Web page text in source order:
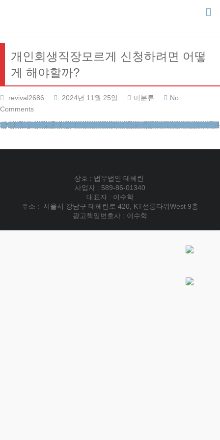
개인회생직장모르게 신청하려면 어떻
게 해야할까?
revival2686 2024년 11월 25일 미분류
No
Comments
안녕하세요. 법무법인 테헤란의 변호사입니다. 최근 들어 경제적 어려움을 겪으시는 분들이 늘어나면서 법률 상담이 급증하고 있습니다. 개인회생직장모르게신청 특히 직장생활을 하시는 분들 중에서는 비밀리에 채무 문제를 해결하고 싶어 하시는 경우가 많습니다. 회사에 상황이 알려질까 걱정되어 혼자 고민하시는 분들을 자주 만나게 됩니다.
오늘은 개인회생직장모르게 진행하는 방법에 대해 제가 경험한 실제 사례들을 바탕으로 상세히 설명해드리겠습니다. 법적 절차를 통해 채무 조정을 받으면서도 직장에서는 아무도 모르게 진행할 수 있는 방법들이 있습니다. 이런 비공개 절차를 통해 많은 분들이 성공적으로 새출발하셨습니다.
비공개로 진행하는 개인회생 절차의 이해개인회생직장모르게 진행하는 것은 생각보다 어렵지 않습니다. 모든 법원 절차는 서류를 통해 진행되며, 문서 수발신 주소지를 법무법인으로 지정하면 외부 노출 없이 절차를 밟을 수 있습니다. 개인회생직장모르게신청 법원에서 발송하는 모든 통지서와 안내문을 법인에서 대신 수령하고 관리해드립니다. 또한 제도 이용 후에는 관련 기록도 삭제가 가능하여 사생활 보호가 확실히 보장됩니다.
실제로 많은 의뢰인분들이 이런 방식으로 성공적인 회생절차를 마무리하셨습니다. 법무법인에서는 비공개 상담실을 별도로 운영하고 있어 상담 과정에서도 철저한 비밀보장이 이루어집니다. 퇴근 후나 주말에도 상담이 가능하도록 운영시간을 탄력적으로 조정하고 있으니 걱정하지 않으셔도 됩니다.
신청 시기의 중요성과 전략적 접근개인회생직장모르게 추진하실 때 가장 중요한 것이 바로 적절한 시기 선택입니다. 특히 급여 압류가 시작되기 전 신속한 접수가 필수적입니다. 월급에 대한 제재가 시작되면 회사에 상황이 알려질 수 있기 때문에, 사전에 법적 보호를 받으시는 것이 현명합니다. 개인회생직장모르게 진행하시려면 반드시 이 점을 기억하셔야 합니다.
채권자들의 추심이 본격화되기 전에 미리 대비하시면 훨씬 수월하게 절차를 진행할 수 있습니다. 실제로 많은 의뢰인들이 급여압류 이전에 신청하여 성공적으로 절차를 마무리하셨습니다. 그러나 이미 압류가 진행된 상황이라도 적절한 법적 대응을 통해 해결방안을 모색할 수 있으니 너무 걱정하지 마시기 바랍니다.
자격 요건과 필수 준비 사항비공개 개인회생을 신청하시려면 몇 가지 기본 요건을 충족하셔야 합니다. 우선 부채가 재산보다 많아야 하며, 안정적인 수입이 있어야 합니다. 최근 5년 이내에 면책 이력이 없어야 하며, 채무 규모는 1천만 원 이상이어야 합니다. 무담보채무는 10억 원, 담보채무는 15억 원을 넘지 않아야 하는 제한도 있습니다.
재산가치 기준 변제 원칙에 따라 보유자산을 고려한 납부계획도 수립해야 합니다. 신청 전에 본인의 자격요건을 정확히 파악하는 것이 중요합니다. 소득증빙서류, 재산관련서류, 채무관련서류 등을 미리 준비해두시면 절차가 더욱 신속하게 진행될 수 있습니다. 특히 근로소득원천징수영수증이나 급여명세서는 필수서류이니 반드시 준비해주셔야 합니다.
성공적인 절차 진행을 위한 법률 자문법무법인 테헤란은 비공개 개인회생 사건을 전담하는 변호사들로 구성되어 있습니다. 각각의 사례마다 의뢰인의 상황을 면밀히 분석하여 맞춤형 법률 자문을 제공하고 있으며, 특히 직장인들의 사생활 보호에 만전을 기하고 있습니다. 상담부터 신청, 인가결정까지 모든 과정에서 철저한 보안을 유지하며, 의뢰인과의 소통도 원하시는 방식으로 진행됩니다.
채무 조정 계획을 수립할 때도 의뢰인의 실제 생활여건과 장기적인 상환능력을 고려하여 현실적인 방안을 제시해드립니다. 변제 기간 동안에도 수시로 발생할 수 있는 법률문제에 대해 자문해드리며, 성공적인 절차 종결까지 책임지고 관리해드립니다.
저희 법무법인은 수많은 의뢰인들의 새출발을 도와드린 경험이 있습니다. 채무 문제로 고민하고 계신다면 더 이상 혼자 걱정하지 마시고 전문가와 상담해보시기 바랍니다. 개인회생직장모르게신청 시간이 지날수록 해결이 어려워질 수 있으니, 지금 바로 연락주시면 성실하게 상담해드리겠습니다. 비공개로 진행되는 모든 과정에서 의뢰인의 프라이버시를 최우선으로 보호하면서, 재기의 기회를 만들어드리겠습니다.
법무법인테헤란 형사전문변호사 성범죄변호사 마약변호사
이혼전문변호사 상속변호사 개인회생신용회복 전세사기변호사
부동산변호사 간편소송 법인등기 지식재산권 기업법무 음주운전변호사
교통사건 개명호적 피해자상담 학교폭력변호사 외국인출입국
재산범죄변호사 법률칼럼 법률사례 로펌후기 법무법인후기 성범죄변호사
성범죄전문변호사 성범죄변호사선임비용 성범죄변호사상담
강제추행변호사 강제추행전문변호사 성추행변호사 성추행전문변호사
성폭행전문변호사 성범죄전문법무법인 지하철성추행
카메라등이용촬영죄 카촬죄 이혼상담 무료이혼상담 재산분할소송 이혼전문변호사
이혼변호사 이혼시재산분할 이혼절차서류 협의이혼재산분할
사실혼재산분할 혼인빙자간음죄 대구이혼전문변호사 이혼변호사비용
유책배우자이혼소송 상간녀소송비용 이혼후재산분할 이혼소송위자료
이혼재산분할 황혼이혼 상간녀위자료소송 성년후견
도박빚개인회생 개인회생절차 개인회생변호사 채무조정제도 대전개인회생
개인회생파산 개인회생비용 개인회생단점 개인회생보정권고 채무통합
개인회생신청 카드값연체 회생신청
상호 : 법무법인 테헤란
사업자 : 589-86-01340
대표자 : 이수학
주소 : 서울시 강남구 테헤란로 420, KT선릉타워West 9층
광고책임변호사 : 이수학